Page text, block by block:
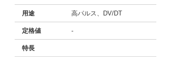
用途 高パルス、DV/DT
定格値 -
特長